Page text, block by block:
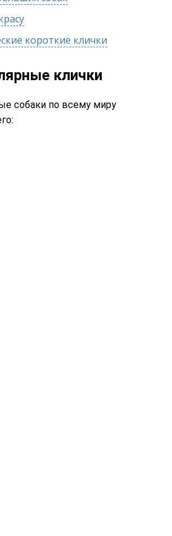
короткие клички
клички
собаки по всему миру